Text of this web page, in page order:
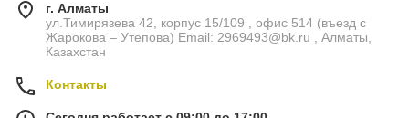
г. Алматы
ул.Тимирязева 42, корпус 15/109 , офис 514 (въезд с
Жарокова – Утепова) Email: 2969493@bk.ru , Алматы,
Казахстан
Контакты